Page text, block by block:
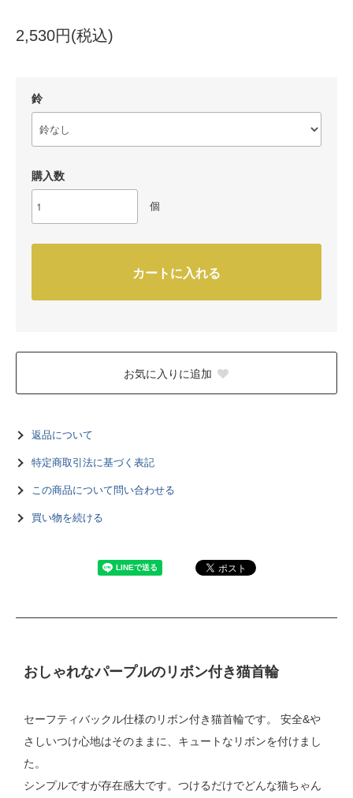
2,530円(税込)
鈴
購入数
個
カートに入れる
お気に入りに追加
返品について
特定商取引法に基づく表記
この商品について問い合わせる
買い物を続ける
おしゃれなパープルのリボン付き猫首輪
セーフティバックル仕様のリボン付き猫首輪です。 安全&や
さしいつけ心地はそのままに、キュートなリボンを付けまし
た。
シンプルですが存在感大です。つけるだけでどんな猫ちゃん